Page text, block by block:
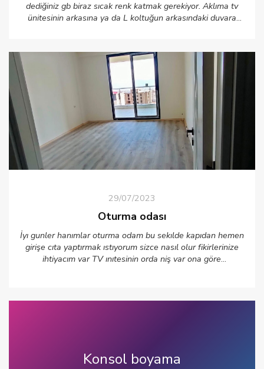
dediğiniz gb biraz sıcak renk katmak gerekiyor. Aklıma tv
ünitesinin arkasına ya da L koltuğun arkasındaki duvara
farklı renk ve dokuda bir yastık seti olabilir....sağlıkla huzurla
oturun"
29/07/2023
Oturma odası
İyı gunler hanımlar oturma odam bu sekılde kapıdan hemen
girişe cıta yaptırmak ıstıyorum sizce nasıl olur fikirlerinize
ihtiyacım var TV ınıtesinin orda niş var ona göre
Konsol boyama